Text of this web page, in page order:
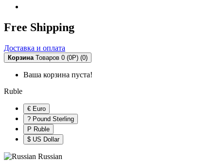
Free Shipping
Доставка и оплата
Корзина Товаров 0 (0Р) (0)
Ваша корзина пуста!
Ruble
€ Euro
? Pound Sterling
Р Ruble
$ US Dollar
Russian